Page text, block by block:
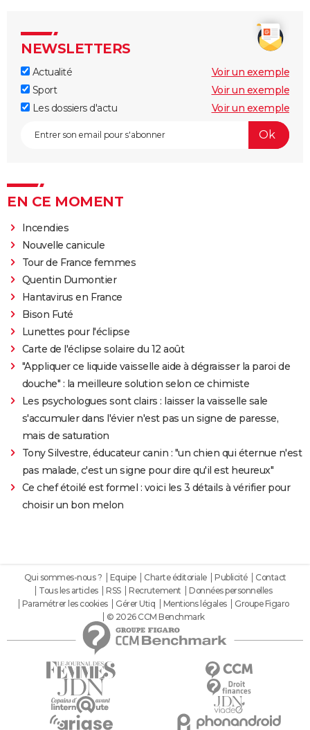
NEWSLETTERS
Actualité
Voir un exemple
Sport
Voir un exemple
Les dossiers d'actu
Voir un exemple
EN CE MOMENT
Incendies
Nouvelle canicule
Tour de France femmes
Quentin Dumontier
Hantavirus en France
Bison Futé
Lunettes pour l'éclipse
Carte de l'éclipse solaire du 12 août
"Appliquer ce liquide vaisselle aide à dégraisser la paroi de
douche" : la meilleure solution selon ce chimiste
Les psychologues sont clairs : laisser la vaisselle sale
s'accumuler dans l'évier n'est pas un signe de paresse,
mais de saturation
Tony Silvestre, éducateur canin : "un chien qui éternue n'est
pas malade, c'est un signe pour dire qu'il est heureux"
Ce chef étoilé est formel : voici les 3 détails à vérifier pour
choisir un bon melon
Qui sommes-nous ? Equipe Charte éditoriale Publicité
Contact
Tous les articles
RSS Recrutement
Données personnelles
Paramétrer les cookies
Gérer Utiq Mentions légales
Groupe Figaro
© 2026 CCM Benchmark